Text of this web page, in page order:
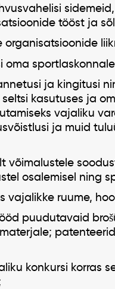
tööst ja
oma
ja kingitusi
kasutuses ja
vajaliku
ja muid
võimalustele
osalemisel ning
vajalikke ruume,
puudutavaid
konkursi korras